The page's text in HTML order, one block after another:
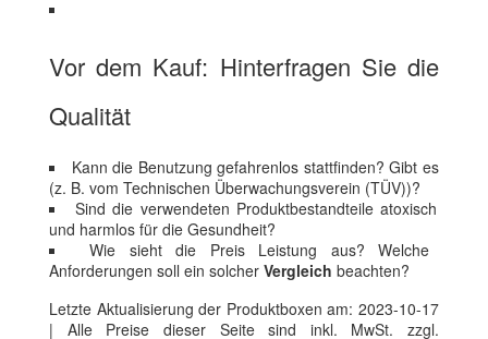
Vor dem Kauf: Hinterfragen Sie die
Qualität
Kann die Benutzung gefahrenlos stattfinden? Gibt es
(z. B. vom Technischen Überwachungsverein (TÜV))?
Sind die verwendeten Produktbestandteile atoxisch
und harmlos für die Gesundheit?
Wie sieht die Preis Leistung aus? Welche
Anforderungen soll ein solcher Vergleich beachten?
Letzte Aktualisierung der Produktboxen am: 2023-10-17
| Alle Preise dieser Seite sind inkl. MwSt. zzgl.